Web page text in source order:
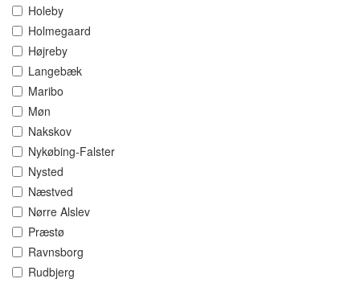
Holeby
Holmegaard
Højreby
Langebæk
Maribo
Møn
Nakskov
Nykøbing-Falster
Nysted
Næstved
Nørre Alslev
Præstø
Ravnsborg
Rudbjerg